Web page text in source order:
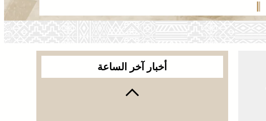
الصحراء
أخبار آخر الساعة